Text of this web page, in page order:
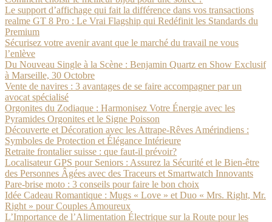
Le support d’affichage qui fait la différence dans vos transactions
realme GT 8 Pro : Le Vrai Flagship qui Redéfinit les Standards du
Premium
Sécurisez votre avenir avant que le marché du travail ne vous
l’enlève
Du Nouveau Single à la Scène : Benjamin Quartz en Show Exclusif
à Marseille, 30 Octobre
Vente de navires : 3 avantages de se faire accompagner par un
avocat spécialisé
Orgonites du Zodiaque : Harmonisez Votre Énergie avec les
Pyramides Orgonites et le Signe Poisson
Découverte et Décoration avec les Attrape-Rêves Amérindiens :
Symboles de Protection et Élégance Intérieure
Retraite frontalier suisse : que faut-il prévoir?
Localisateur GPS pour Seniors : Assurez la Sécurité et le Bien-être
des Personnes Âgées avec des Traceurs et Smartwatch Innovants
Pare-brise moto : 3 conseils pour faire le bon choix
Idée Cadeau Romantique : Mugs « Love » et Duo « Mrs. Right, Mr.
Right » pour Couples Amoureux
L’Importance de l’Alimentation Électrique sur la Route pour les